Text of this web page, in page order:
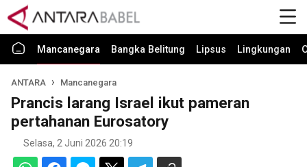
Mancanegara Bangka Belitung Lipsus Lingkungan
ANTARA Mancanegara
Prancis larang Israel ikut pameran
pertahanan Eurosatory
Selasa, 2 Juni 2026 20:19